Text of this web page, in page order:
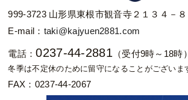
999-3723 山形県東根市観音寺２１３４－８
E-mail： taki@kajyuen2881.com
電話：0237-44-2881 （受付9時～18時）
冬季は不定休のために留守になることがございま
FAX：0237-44-2067